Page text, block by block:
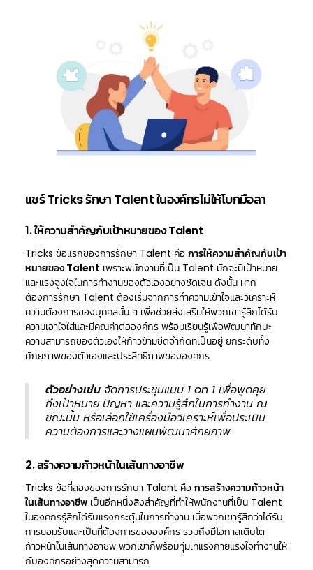
แชร์ Tricks รักษา Talent ในองค์กรไม่ให้โบกมือลา
1. ให้ความสำคัญกับเป้าหมายของ Talent
Tricks ข้อแรกของการรักษา Talent คือ การให้ความสำคัญกับเป้า
หมายของ Talent เพราะพนักงานที่เป็น Talent มักจะมีเป้าหมาย
และแรงจูงใจในการทำงานของตัวเองอย่างชัดเจน ดังนั้น หาก
ต้องการรักษา Talent ต้องเริ่มจากการทำความเข้าใจและวิเคราะห์
ความต้องการของบุคคลนั้น ๆ เพื่อช่วยส่งเสริมให้พวกเขารู้สึกได้รับ
ความเอาใจใส่และมีคุณค่าต่อองค์กร พร้อมเรียนรู้เพื่อพัฒนาทักษะ
ความสามารถของตัวเองให้ก้าวข้ามขีดจำกัดที่เป็นอยู่ ยกระดับทั้ง
ศักยภาพของตัวเองและประสิทธิภาพขององค์กร
ตัวอย่างเช่น จัดการประชุมแบบ 1 on 1 เพื่อพูดคุย
ถึงเป้าหมาย ปัญหา และความรู้สึกในการทำงาน ณ
ขณะนั้น หรือเลือกใช้เครื่องมือวิเคราะห์เพื่อประเมิน
ความต้องการและวางแผนพัฒนาศักยภาพ
2. สร้างความก้าวหน้าในเส้นทางอาชีพ
Tricks ข้อที่สองของการรักษา Talent คือ การสร้างความก้าวหน้า
ในเส้นทางอาชีพ เป็นอีกหนึ่งสิ่งสำคัญที่ทำให้พนักงานที่เป็น Talent
ในองค์กรรู้สึกได้รับแรงกระตุ้นในการทำงาน เมื่อพวกเขารู้สึกว่าได้รับ
การยอมรับและเป็นที่ต้องการขององค์กร รวมถึงมีโอกาสเติบโต
ก้าวหน้าในเส้นทางอาชีพ พวกเขาก็พร้อมทุ่มเทแรงกายแรงใจทำงานให้
กับองค์กรอย่างสุดความสามารถ